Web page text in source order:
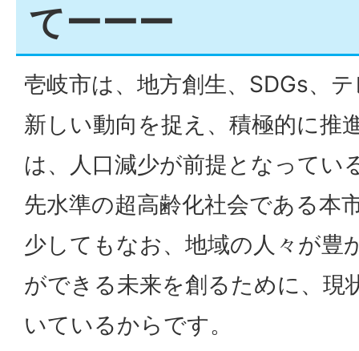
てーーー
壱岐市は、地方創生、SDGs、
新しい動向を捉え、積極的に推
は、人口減少が前提となってい
先水準の超高齢化社会である本
少してもなお、地域の人々が豊
ができる未来を創るために、現
いているからです。